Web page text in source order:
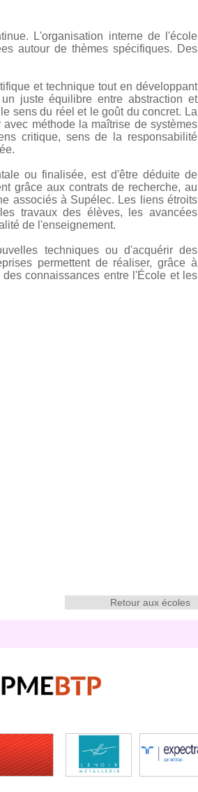
L'organisation interne de l'école
autour de thèmes spécifiques. Des
et technique tout en développant
juste équilibre entre abstraction et
sens du réel et le goût du concret. La
méthode la maîtrise de systèmes
critique, sens de la responsabilité
ou finalisée, est d'être déduite de
grâce aux contrats de recherche, au
associés à Supélec. Les liens étroits
travaux des élèves, les avancées
de l'enseignement.
techniques ou d'acquérir des
permettent de réaliser, grâce à
connaissances entre l'École et les
Retour aux écoles